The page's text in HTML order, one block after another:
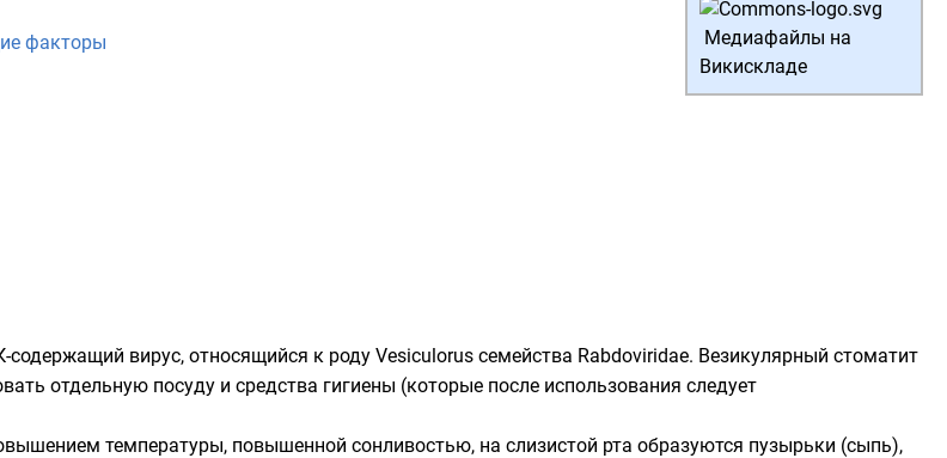
Медиафайлы на
Викискладе
факторы
содержащий вирус, относящийся к роду Vesiculorus семейства Rabdoviridae. Везикулярный стоматит
отдельную посуду и средства гигиены (которые после использования следует
температуры, повышенной сонливостью, на слизистой рта образуются пузырьки (сыпь),